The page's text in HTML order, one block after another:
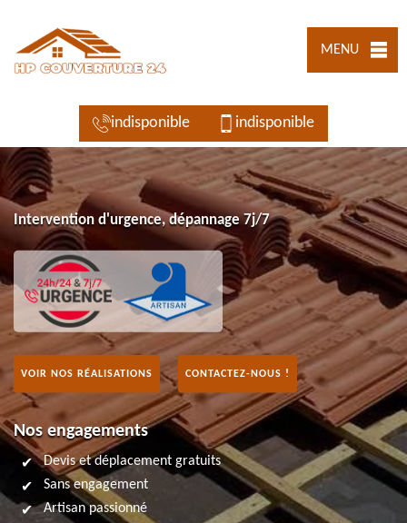
MENU
indisponible indisponible
Intervention d'urgence, dépannage 7j/7
VOIR NOS RÉALISATIONS CONTACTEZ-NOUS !
Nos engagements
Devis et déplacement gratuits
Sans engagement
Artisan passionné